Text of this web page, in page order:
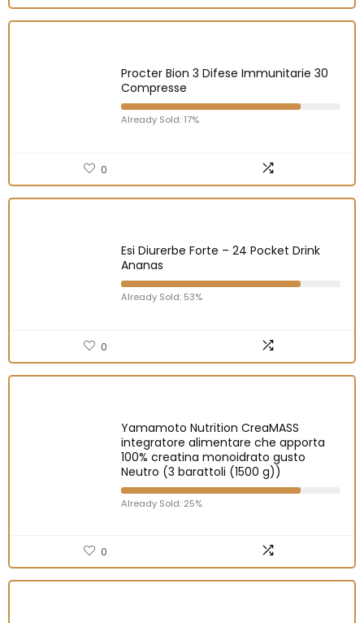
Procter Bion 3 Difese Immunitarie 30
Compresse
Already Sold: 17%
0
Esi Diurerbe Forte – 24 Pocket Drink
Ananas
Already Sold: 53%
0
Yamamoto Nutrition CreaMASS
integratore alimentare che apporta
100% creatina monoidrato gusto
Neutro (3 barattoli (1500 g))
Already Sold: 25%
0